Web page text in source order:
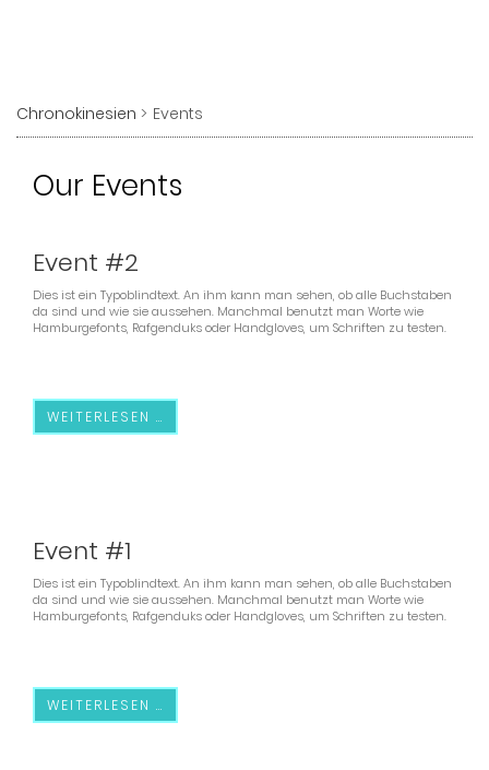
Chronokinesien Events
Our Events
Event #2
Dies ist ein Typoblindtext. An ihm kann man sehen, ob alle Buchstaben
da sind und wie sie aussehen. Manchmal benutzt man Worte wie
Hamburgefonts, Rafgenduks oder Handgloves, um Schriften zu testen.
WEITERLESEN …
Event #1
Dies ist ein Typoblindtext. An ihm kann man sehen, ob alle Buchstaben
da sind und wie sie aussehen. Manchmal benutzt man Worte wie
Hamburgefonts, Rafgenduks oder Handgloves, um Schriften zu testen.
WEITERLESEN …